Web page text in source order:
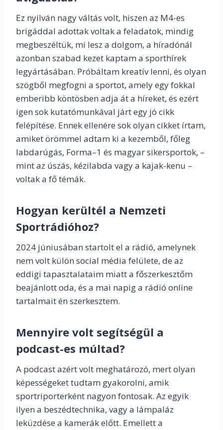
Ez nyilván nagy váltás volt, hiszen az M4-es
brigáddal adottak voltak a feladatok, mindig
megbeszéltük, mi lesz a dolgom, a híradónál
azonban szabad kezet kaptam a sporthírek
legyártásában. Próbáltam kreatív lenni, és olyan
szögből megfogni a sportot, amely egy fokkal
emberibb köntösben adja át a híreket, és ezért
igen sok kutatómunkával járt egy jó cikk
felépítése. Ennek ellenére sok olyan cikket írtam,
amiket örömmel adtam ki a kezemből, főleg
labdarúgás, Forma–1 és magyar sikersportok, –
mint az úszás, kézilabda vagy a kajak-kenu –
voltak a fő témák.
Hogyan kerültél a Nemzeti
Sportrádióhoz?
2024 júniusában startolt el a rádió, amelynek
nem volt külön social média felülete, de az
eddigi tapasztalataim miatt a főszerkesztőm
beajánlott oda, és a mai napig a rádió online
tartalmait én szerkesztem.
Mennyire volt segítségül a
podcast-es múltad?
A podcast azért volt meghatározó, mert olyan
képességeket tudtam gyakorolni, amik
sportriporterként nagyon fontosak. Az egyik
ilyen a beszédtechnika, vagy a lámpaláz
leküzdése a kamerák előtt. Emellett a